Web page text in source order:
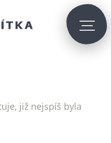
již nejspíš byla